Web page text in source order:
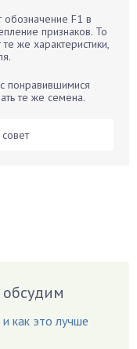
обозначение F1 в
признаков. То
же характеристики,
понравившимися
те же семена.
как это лучше